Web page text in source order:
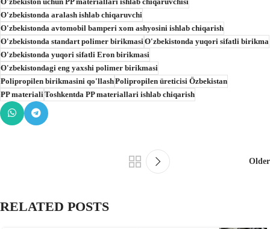
O'zbekistonda aralash ishlab chiqaruvchi
O'zbekistonda avtomobil bamperi xom ashyosini ishlab chiqarish
O'zbekistonda standart polimer birikmasi O'zbekistonda yuqori sifatli birikma
O'zbekistonda yuqori sifatli Eron birikmasi
O'zbekistondagi eng yaxshi polimer birikmasi
Polipropilen birikmasini qo'llashPolipropilen üreticisi Özbekistan
PP materiali Toshkentda PP materiallari ishlab chiqarish
Older
RELATED POSTS